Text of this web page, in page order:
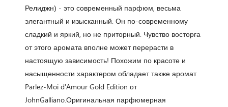
Релиджн) - это современный парфюм, весьма
элегантный и изысканный. Он по-современному
сладкий и яркий, но не приторный. Чувство восторга
от этого аромата вполне может перерасти в
настоящую зависимость! Похожим по красоте и
насыщенности характером обладает также аромат
Parlez-Moi d'Amour Gold Edition от
JohnGalliano.Оригинальная парфюмерная